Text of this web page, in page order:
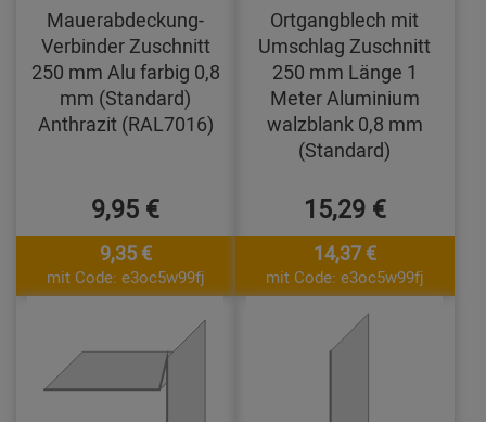
Mauerabdeckung-
Verbinder Zuschnitt
250 mm Alu farbig 0,8
mm (Standard)
Anthrazit (RAL7016)
9,95 €
9,35 €
mit Code: e3oc5w99fj
Ortgangblech mit
Umschlag Zuschnitt
250 mm Länge 1
Meter Aluminium
walzblank 0,8 mm
(Standard)
15,29 €
14,37 €
mit Code: e3oc5w99fj